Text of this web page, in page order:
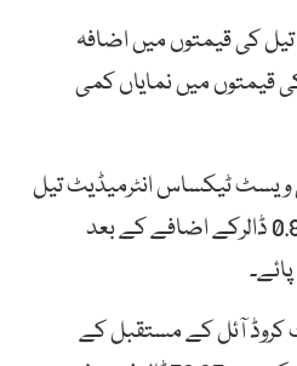
کی قیمتوں میں اضافہ
قیمتوں میں نمایاں کمی
ویسٹ ٹیکساس انٹرمیڈیٹ تیل
کے مستقبل کے سودے 0.82 ڈالرکے اضافے کے بعد
کروڈ آئل کے مستقبل کے